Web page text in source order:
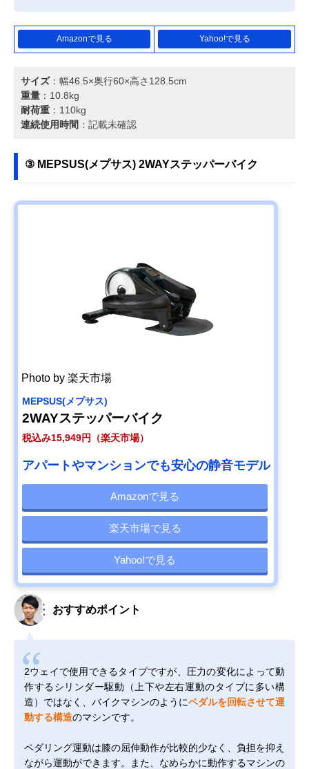
Amazonで見る Yahoo!で見る
サイズ：幅46.5×奥行60×高さ128.5cm‎
重量 ：10.8kg
耐荷重 ：110kg
連続使用時間 ：記載未確認
③ MEPSUS(メプサス) 2WAYステッパーバイク
Photo by 楽天市場
MEPSUS(メプサス)
2WAYステッパーバイク
税込み15,949円（楽天市場）
アパートやマンションでも安心の静音モデル
Amazonで見る
楽天市場で見る
Yahoo!で見る
おすすめポイント
2ウェイで使用できるタイプですが、圧力の変化によって動
作するシリンダー駆動（上下や左右運動のタイプに多い構
造）ではなく、バイクマシンのようにペダルを回転させて運
動する構造のマシンです。
ペダリング運動は膝の屈伸動作が比較的少なく、負担を抑え
ながら運動ができます。また、なめらかに動作するマシンの